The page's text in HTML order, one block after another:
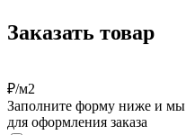
Заказать товар
₽/м2
Заполните форму ниже и
для оформления заказа